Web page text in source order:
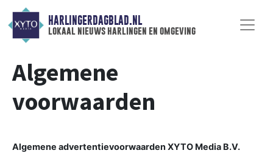
HARLINGERDAGBLAD.NL
lokaal nieuws harlingen en omgeving
Algemene
voorwaarden
Algemene advertentievoorwaarden XYTO Media B.V.